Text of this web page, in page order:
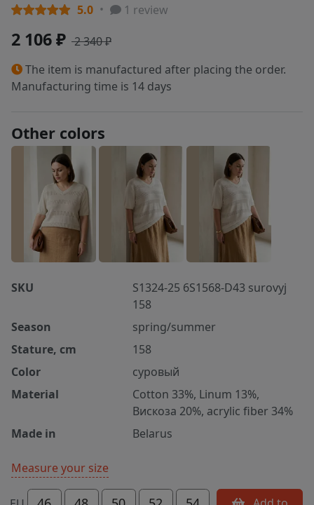
5.0 1 review
2 106 ₽ 2 340 ₽
The item is manufactured after placing the order.
Manufacturing time is 14 days
Other colors
SKU
S1324-25 6S1568-D43 surovyj
158
Season
spring/summer
Stature, cm
158
Color
суровый
Material
Cotton 33%, Linum 13%,
Вискоза 20%, acrylic fiber 34%
Made in
Belarus
Measure your size